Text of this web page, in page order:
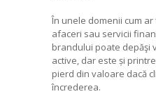
În unele domenii cum
afaceri sau servicii
brandului poate depăşi
active, dar este și
pierd din valoare dacă
încrederea.